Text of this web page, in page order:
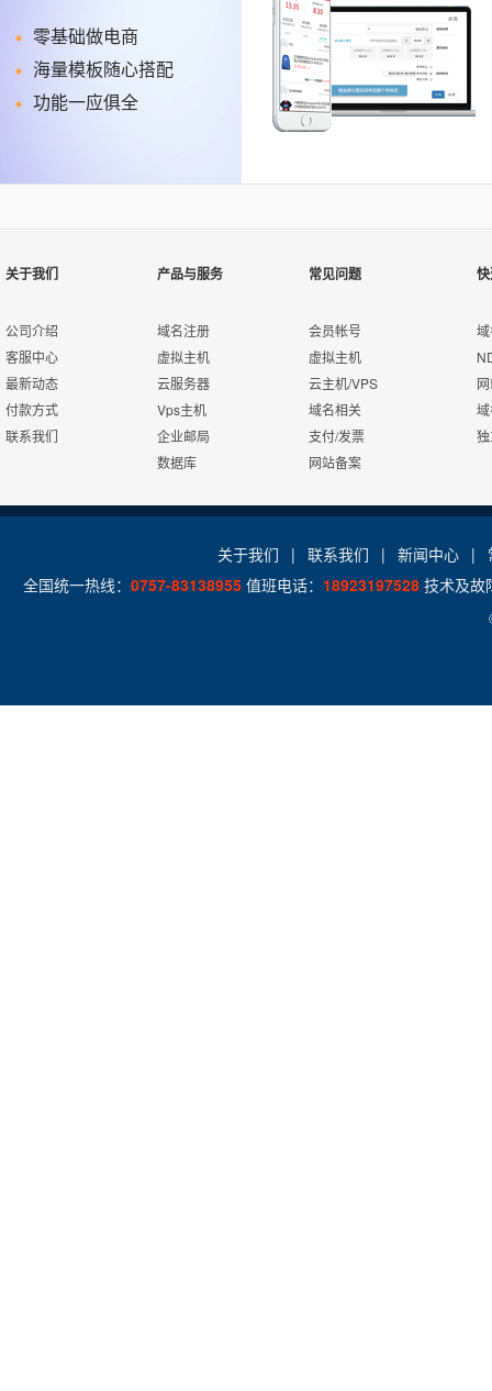
零基础做电商
海量模板随心搭配
功能一应俱全
关于我们
公司介绍
客服中心
最新动态
付款方式
联系我们
产品与服务
域名注册
虚拟主机
云服务器
Vps主机
企业邮局
数据库
常见问题
会员帐号
虚拟主机
云主机/VPS
域名相关
支付/发票
网站备案
关于我们 | 联系我们 | 新闻中心 |
全国统一热线： 0757-83138955值班电话： 18923197528技术及故